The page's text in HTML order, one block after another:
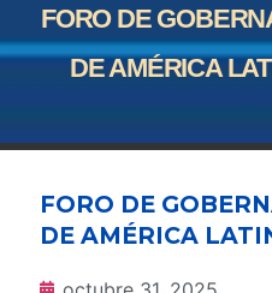
FORO DE
DE AMÉRICA
FORO DE
DE AMÉRICA